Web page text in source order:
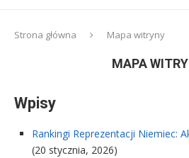
Strona główna Mapa witryny
MAPA
Wpisy
Rankingi Reprezentacji Niemiec:
(20 stycznia, 2026)